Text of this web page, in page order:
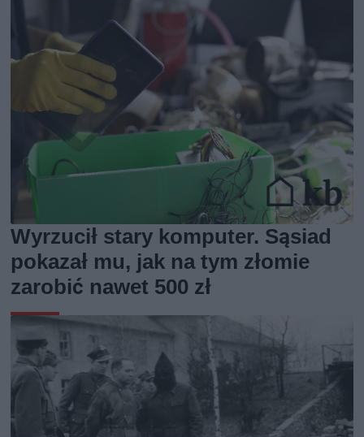
Wyrzucił stary komputer. Sąsiad
pokazał mu, jak na tym złomie
zarobić nawet 500 zł